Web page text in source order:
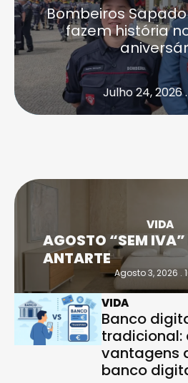
Bombeiros
fazem história no
Julho 24, 2026
VIDA
AGOSTO “SEM
ANTARTE
Agosto 3, 2026 .
VIDA
Banco
tradicional:
vantagens
banco